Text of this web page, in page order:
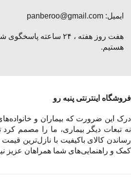
ایمیل: panberoo@gmail.com
هفت روز هفته ، ۲۴ ساعته
هستیم.
فروشگاه اینترنتی پنبه رو
درک این ضرورت که بیماران و
نه تبعات دیگر بیماری، ما را مصمم
رساندن کالای باکیفیت با نازل‌ترین
کمک و راهنمایی‌های شما همراهان عزیز